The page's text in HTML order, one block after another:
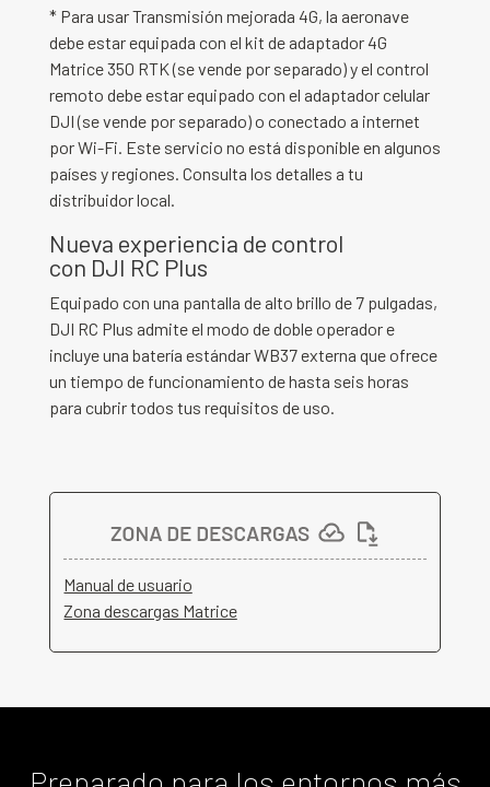
* Para usar Transmisión mejorada 4G, la aeronave
debe estar equipada con el kit de adaptador 4G
Matrice 350 RTK (se vende por separado) y el control
remoto debe estar equipado con el adaptador celular
DJI (se vende por separado) o conectado a internet
por Wi-Fi. Este servicio no está disponible en algunos
países y regiones. Consulta los detalles a tu
distribuidor local.
Nueva experiencia de control
con DJI RC Plus
Equipado con una pantalla de alto brillo de 7 pulgadas,
DJI RC Plus admite el modo de doble operador e
incluye una batería estándar WB37 externa que ofrece
un tiempo de funcionamiento de hasta seis horas
para cubrir todos tus requisitos de uso.
Manual de usuario
Zona descargas Matrice